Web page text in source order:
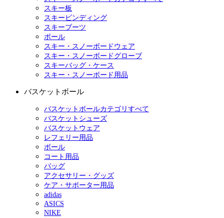
スキー板
スキービンディング
スキーブーツ
ポール
スキー・スノーボードウェア
スキー・スノーボードグローブ
スキーバッグ・ケース
スキー・スノーボード用品
バスケットボール
バスケットボールカテゴリすべて
バスケットシューズ
バスケットウェア
レフェリー用品
ボール
コート用品
バッグ
アクセサリー・グッズ
ケア・サポーター用品
adidas
ASICS
NIKE